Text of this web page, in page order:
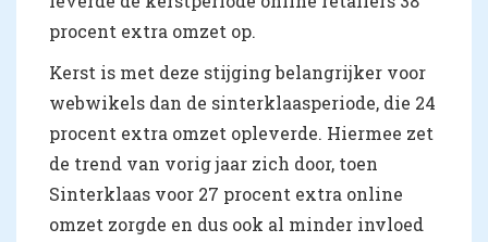
procent extra omzet op.
Kerst is met deze stijging belangrijker voor
webwikels dan de sinterklaasperiode, die 24
procent extra omzet opleverde. Hiermee zet
de trend van vorig jaar zich door, toen
Sinterklaas voor 27 procent extra online
omzet zorgde en dus ook al minder invloed